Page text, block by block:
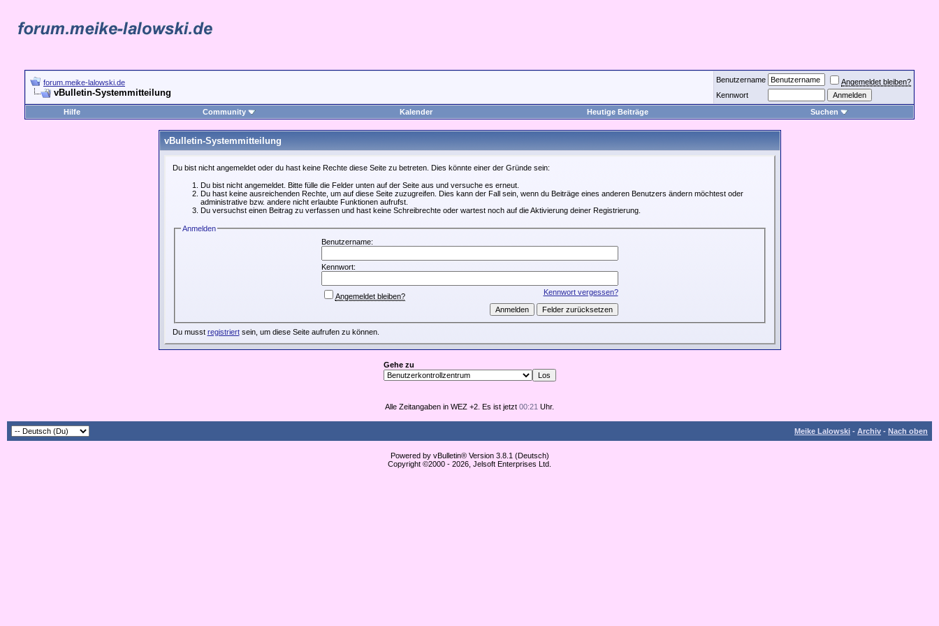
forum.meike-lalowski.de
vBulletin-Systemmitteilung
Benutzername
Angemeldet bleiben?
Kennwort
Hilfe
Community Kalender Heutige Beiträge Suchen
vBulletin-Systemmitteilung
Du bist nicht angemeldet oder du hast keine Rechte diese Seite zu betreten. Dies könnte einer der Gründe sein:
Du bist nicht angemeldet. Bitte fülle die Felder unten auf der Seite aus und versuche es erneut.
Du hast keine ausreichenden Rechte, um auf diese Seite zuzugreifen. Dies kann der Fall sein, wenn du Beiträge eines anderen Benutzers ändern möchtest oder
administrative bzw. andere nicht erlaubte Funktionen aufrufst.
Du versuchst einen Beitrag zu verfassen und hast keine Schreibrechte oder wartest noch auf die Aktivierung deiner Registrierung.
Anmelden
Benutzername:
Kennwort:
Kennwort vergessen?
Angemeldet bleiben?
Du musst registriertsein, um diese Seite aufrufen zu können.
Gehe zu
Alle Zeitangaben in WEZ +2. Es ist jetzt 00:21 Uhr.
Meike Lalowski - Archiv - Nach oben
Powered by vBulletin® Version 3.8.1 (Deutsch)
Copyright ©2000 - 2026, Jelsoft Enterprises Ltd.